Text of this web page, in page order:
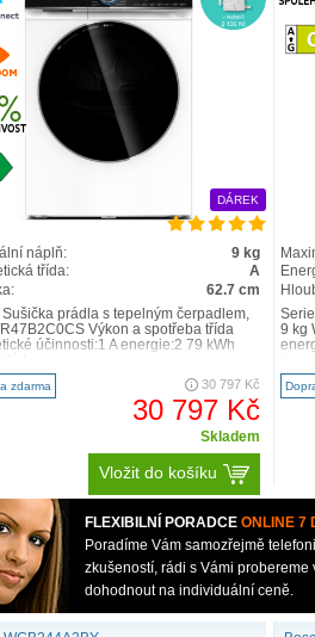
DÁREK
náplň:
9 kg
třída:
A
62.7 cm
prádla s tepelným čerpadlem,
Výkon a spotřeba třída
účinnosti:1 A energie:2 79 kWh
zdarma 30 797 Kč
30 797 Kč
Skladem
Vložit do košíku
9 kg
FLEXIBILNÍ PORADCE ONLINE 7
Poradíme Vám samozřejmě
zkušeností, rádi s Vámi
dohodnout na individuální ceně.